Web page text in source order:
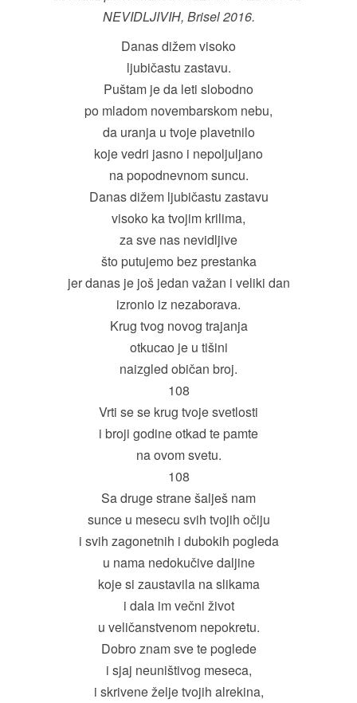
NEVIDLJIVIH, Brisel 2016.
Danas dižem visoko
ljubičastu zastavu.
Puštam je da leti slobodno
po mladom novembarskom nebu,
da uranja u tvoje plavetnilo
koje vedri jasno i nepoljuljano
na popodnevnom suncu.
Danas dižem ljubičastu zastavu
visoko ka tvojim krilima,
za sve nas nevidljive
što putujemo bez prestanka
jer danas je još jedan važan i veliki dan
izronio iz nezaborava.
Krug tvog novog trajanja
otkucao je u tišini
naizgled običan broj.
108
Vrti se se krug tvoje svetlosti
i broji godine otkad te pamte
na ovom svetu.
108
Sa druge strane šalješ nam
sunce u mesecu svih tvojih očiju
i svih zagonetnih i dubokih pogleda
u nama nedokučive daljine
koje si zaustavila na slikama
i dala im večni život
u veličanstvenom nepokretu.
Dobro znam sve te poglede
i sjaj neuništivog meseca,
i skrivene želje tvojih alrekina,